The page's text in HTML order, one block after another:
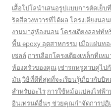
เสื้อโปโลนำเสนอรูปแบบการตัดเย็
ริดสีดวงทวารที่ได้ผล โครงเตียงนอ
งามมาสู่ห้องนอนโครงเตียงลอฟท์ห
พื้น epoxy อุตสาหกรรม เมื่อแผ่นท
เซลล์ การเลือกโครงเตียงเหล็กที่เห
ห้องครัวของคุณ เช่ารถหรูควบคู่ไ
มันวิธีที่ดีที่สุดที่จะเรียนรู้เกี่ยวกับบิท
สำหรับอะไร การใช้หม้อแปลงไฟฟ้า
อินเทรนด์อื่นๆ ช่วยคุณกำจัดการปฏิ